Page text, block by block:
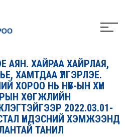
АЯН. ХАЙРАА ХАЙРЛАЯ,
ХАМТДАА ҮЛГЭРЛЭЕ.
ХОРОО НЬ НҮБ-ЫН ХҮН
ХӨГЖЛИЙН
2022.03.01-
ҮНДЭСНИЙ ХЭМЖЭЭНД
ТАНИЛ